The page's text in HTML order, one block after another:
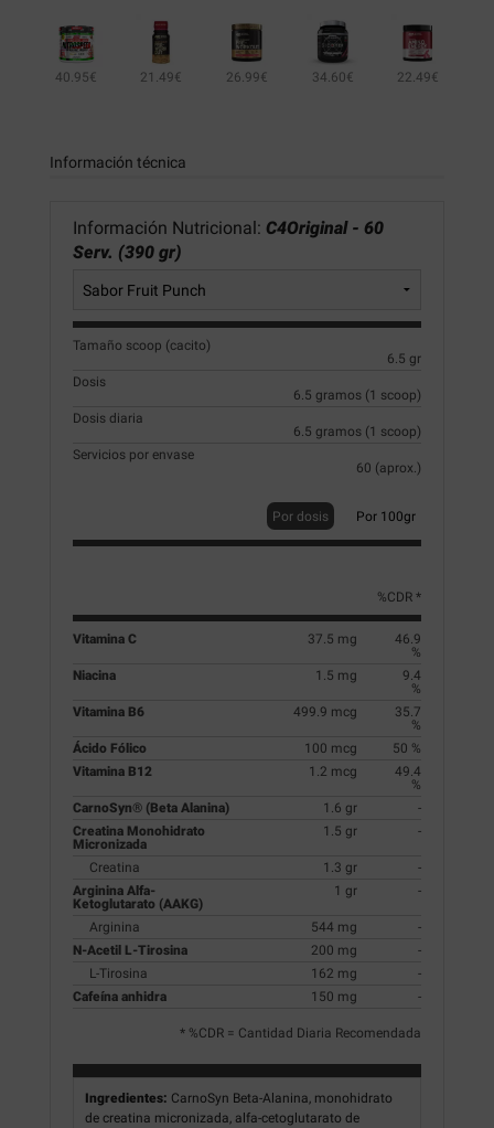
40.95€ 21.49€ 26.99€ 34.60€ 22.49€
Información técnica
Información Nutricional: C4Original - 60
Serv. (390 gr)
Tamaño scoop (cacito)
6.5 gr
Dosis
6.5 gramos (1 scoop)
Dosis diaria
6.5 gramos (1 scoop)
Servicios por envase
60 (aprox.)
Por dosis Por 100gr
%CDR *
Vitamina C 37.5 mg
46.9
%
Niacina
1.5 mg
9.4
%
Vitamina B6
499.9 mcg
35.7
%
Ácido Fólico
100 mcg
50 %
Vitamina B12
1.2 mcg
49.4
%
CarnoSyn® (Beta Alanina)
1.6 gr
-
Creatina Monohidrato
Micronizada
1.5 gr -
Creatina 1.3 gr
-
Arginina Alfa-
Ketoglutarato (AAKG)
1 gr -
Arginina 544 mg
-
N-Acetil L-Tirosina
200 mg
-
L-Tirosina
162 mg
-
Cafeína anhidra
150 mg -
* %CDR = Cantidad Diaria Recomendada
Ingredientes: CarnoSyn Beta-Alanina, monohidrato
de creatina micronizada, alfa-cetoglutarato de